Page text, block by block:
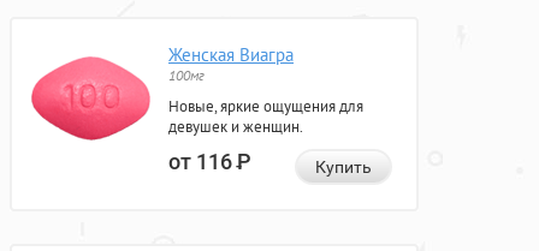
Женская Виагра
100мг
Новые, яркие ощущения для
девушек и женщин.
от 116Р Купить